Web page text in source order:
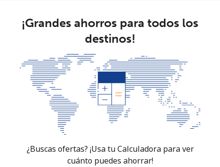
¡Grandes ahorros para todos los
destinos!
¿Buscas ofertas? ¡Usa tu Calculadora para ver
cuánto puedes ahorrar!